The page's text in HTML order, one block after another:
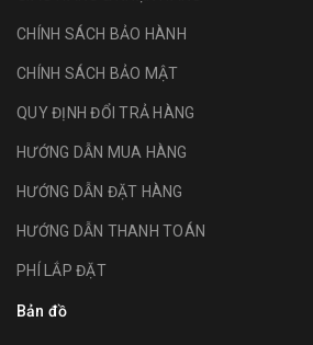
CHÍNH SÁCH BẢO HÀNH
CHÍNH SÁCH BẢO MẬT
QUY ĐỊNH ĐỔI TRẢ HÀNG
HƯỚNG DẪN MUA HÀNG
HƯỚNG DẪN ĐẶT HÀNG
HƯỚNG DẪN THANH TOÁN
PHÍ LẮP ĐẶT
Bản đồ